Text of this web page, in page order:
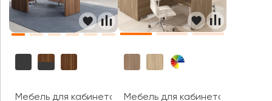
Мебель для кабинета руководителя Зенн / Zenn
Мебель для кабинета